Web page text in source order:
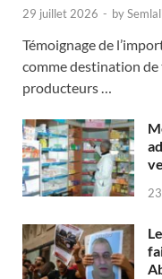
29 juillet 2026 - by
Témoignage de
comme destination
producteurs …